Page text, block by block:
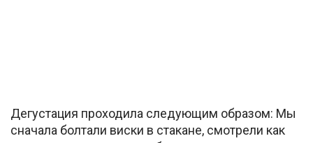
Дегустация проходила следующим образом: Мы
сначала болтали виски в стакане, смотрели как